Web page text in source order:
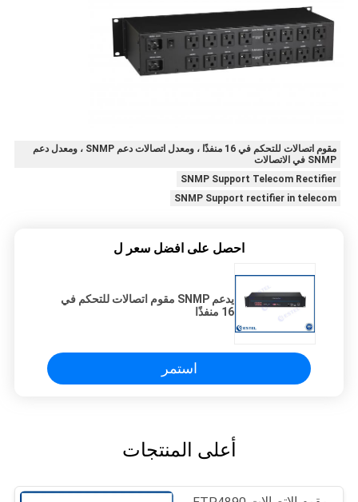
مقوم اتصالات للتحكم في 16 منفذًا ، ومعدل اتصالات دعم SNMP ، ومعدل دعم
SNMP في الاتصالات
SNMP Support Telecom Rectifier
SNMP Support rectifier in telecom
احصل على افضل سعر ل
يدعم SNMP مقوم اتصالات للتحكم في
16 منفذًا
استمر
أعلى المنتجات